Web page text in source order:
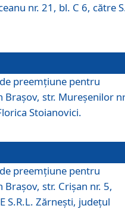
nr. 21, bl. C 6, către
preemţiune pentru
str. Mureşenilor
Stoianovici.
preemţiune pentru
str. Crişan nr. 5,
S.R.L. Zărneşti, judeţul